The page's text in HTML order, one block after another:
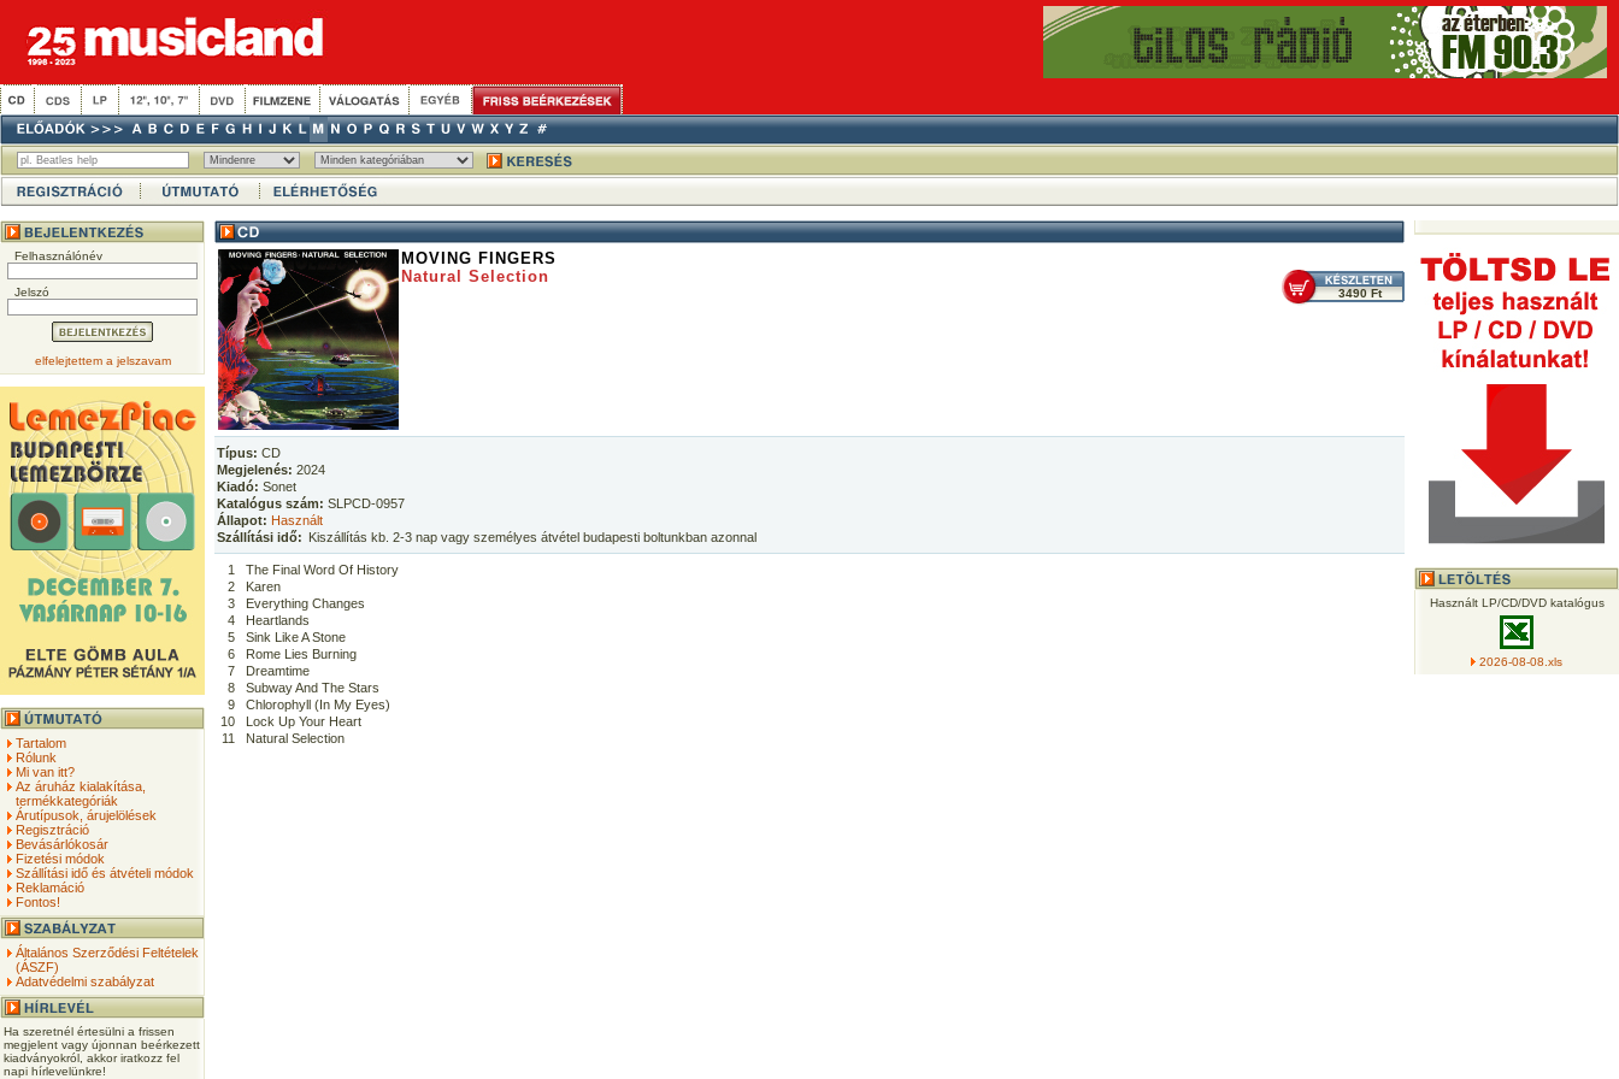
Felhasználónév
Jelszó
elfelejtettem a jelszavam
Tartalom
Rólunk
Mi van itt?
Az áruház kialakítása,
termékkategóriák
Árutípusok, árujelölések
Regisztráció
Bevásárlókosár
Fizetési módok
Szállítási idő és átvételi módok
Reklamáció
Fontos!
Általános Szerződési Feltételek
(ÁSZF)
Adatvédelmi szabályzat
Ha szeretnél értesülni a frissen
megjelent vagy újonnan beérkezett
kiadványokról, akkor iratkozz fel
napi hírlevelünkre!
MOVING FINGERS
Natural Selection
3490 Ft
Típus: CD
Megjelenés: 2024
Kiadó: Sonet
Katalógus szám: SLPCD-0957
Állapot: Használt
Szállítási idő: Kiszállítás kb. 2-3 nap vagy személyes átvétel budapesti boltunkban azonnal
1
The Final Word Of History
2
Karen
3
Everything Changes
4
Heartlands
5
Sink Like A Stone
6
Rome Lies Burning
7
Dreamtime
8
Subway And The Stars
9
Chlorophyll (In My Eyes)
10
Lock Up Your Heart
11
Natural Selection
Használt LP/CD/DVD katalógus
2026-08-08.xls